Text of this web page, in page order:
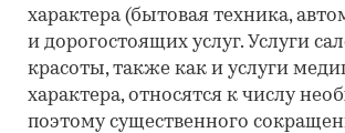
характера (бытовая техника,
и дорогостоящих услуг. Услуги
красоты, также как и услуги
характера, относятся к числу
поэтому существенного